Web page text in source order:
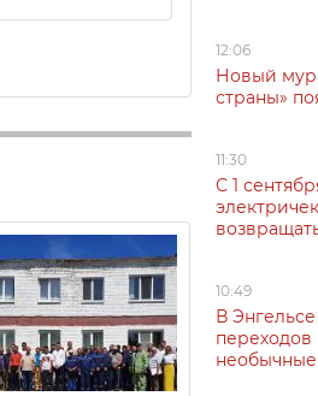
12:06
Новый
страны»
11:30
С 1
10:49
В
переходов